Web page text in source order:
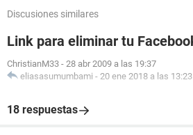
Discusiones similares
Link para eliminar tu
ChristianM33 - 28 abr 2009 a las 19:37
eliasasumumbami - 20 ene 2018 a las 13:23
18 respuestas